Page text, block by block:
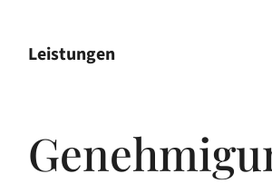
Leistungen